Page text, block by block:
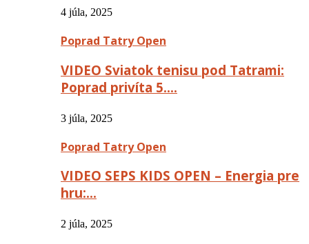
4 júla, 2025
Poprad Tatry Open
VIDEO Sviatok tenisu pod Tatrami:
Poprad privíta 5….
3 júla, 2025
Poprad Tatry Open
VIDEO SEPS KIDS OPEN – Energia pre
hru:…
2 júla, 2025